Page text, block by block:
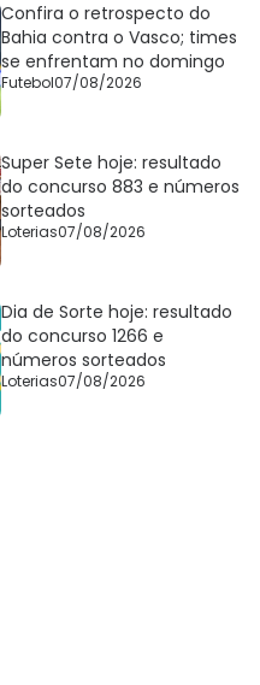
Confira o retrospecto do
Bahia contra o Vasco; times
se enfrentam no domingo
Futebol07/08/2026
Super Sete hoje: resultado
do concurso 883 e números
sorteados
Loterias07/08/2026
Dia de Sorte hoje: resultado
do concurso 1266 e
números sorteados
Loterias07/08/2026